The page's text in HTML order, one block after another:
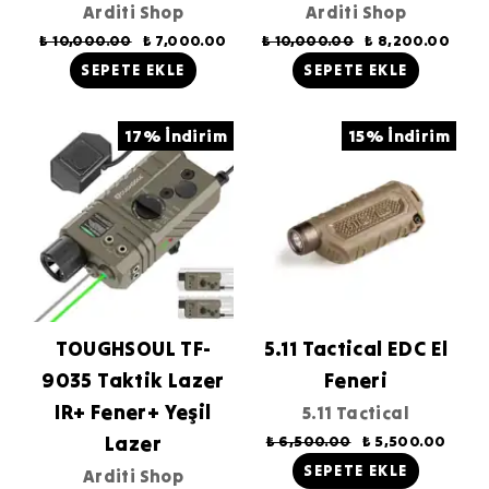
Arditi Shop
₺ 10,000.00 ₺ 7,000.00
SEPETE EKLE
Arditi Shop
₺ 10,000.00 ₺ 8,200.00
SEPETE EKLE
17% İndirim
TOUGHSOUL TF-
9035 Taktik Lazer
IR+ Fener+ Yeşil
Lazer
Arditi Shop
15% İndirim
5.11 Tactical EDC El
Feneri
5.11 Tactical
₺ 6,500.00 ₺ 5,500.00
SEPETE EKLE